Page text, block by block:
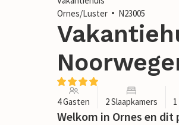
Ornes/Luster
N23005
4 Gasten 2 Slaapkamers
Welkom in Ornes en